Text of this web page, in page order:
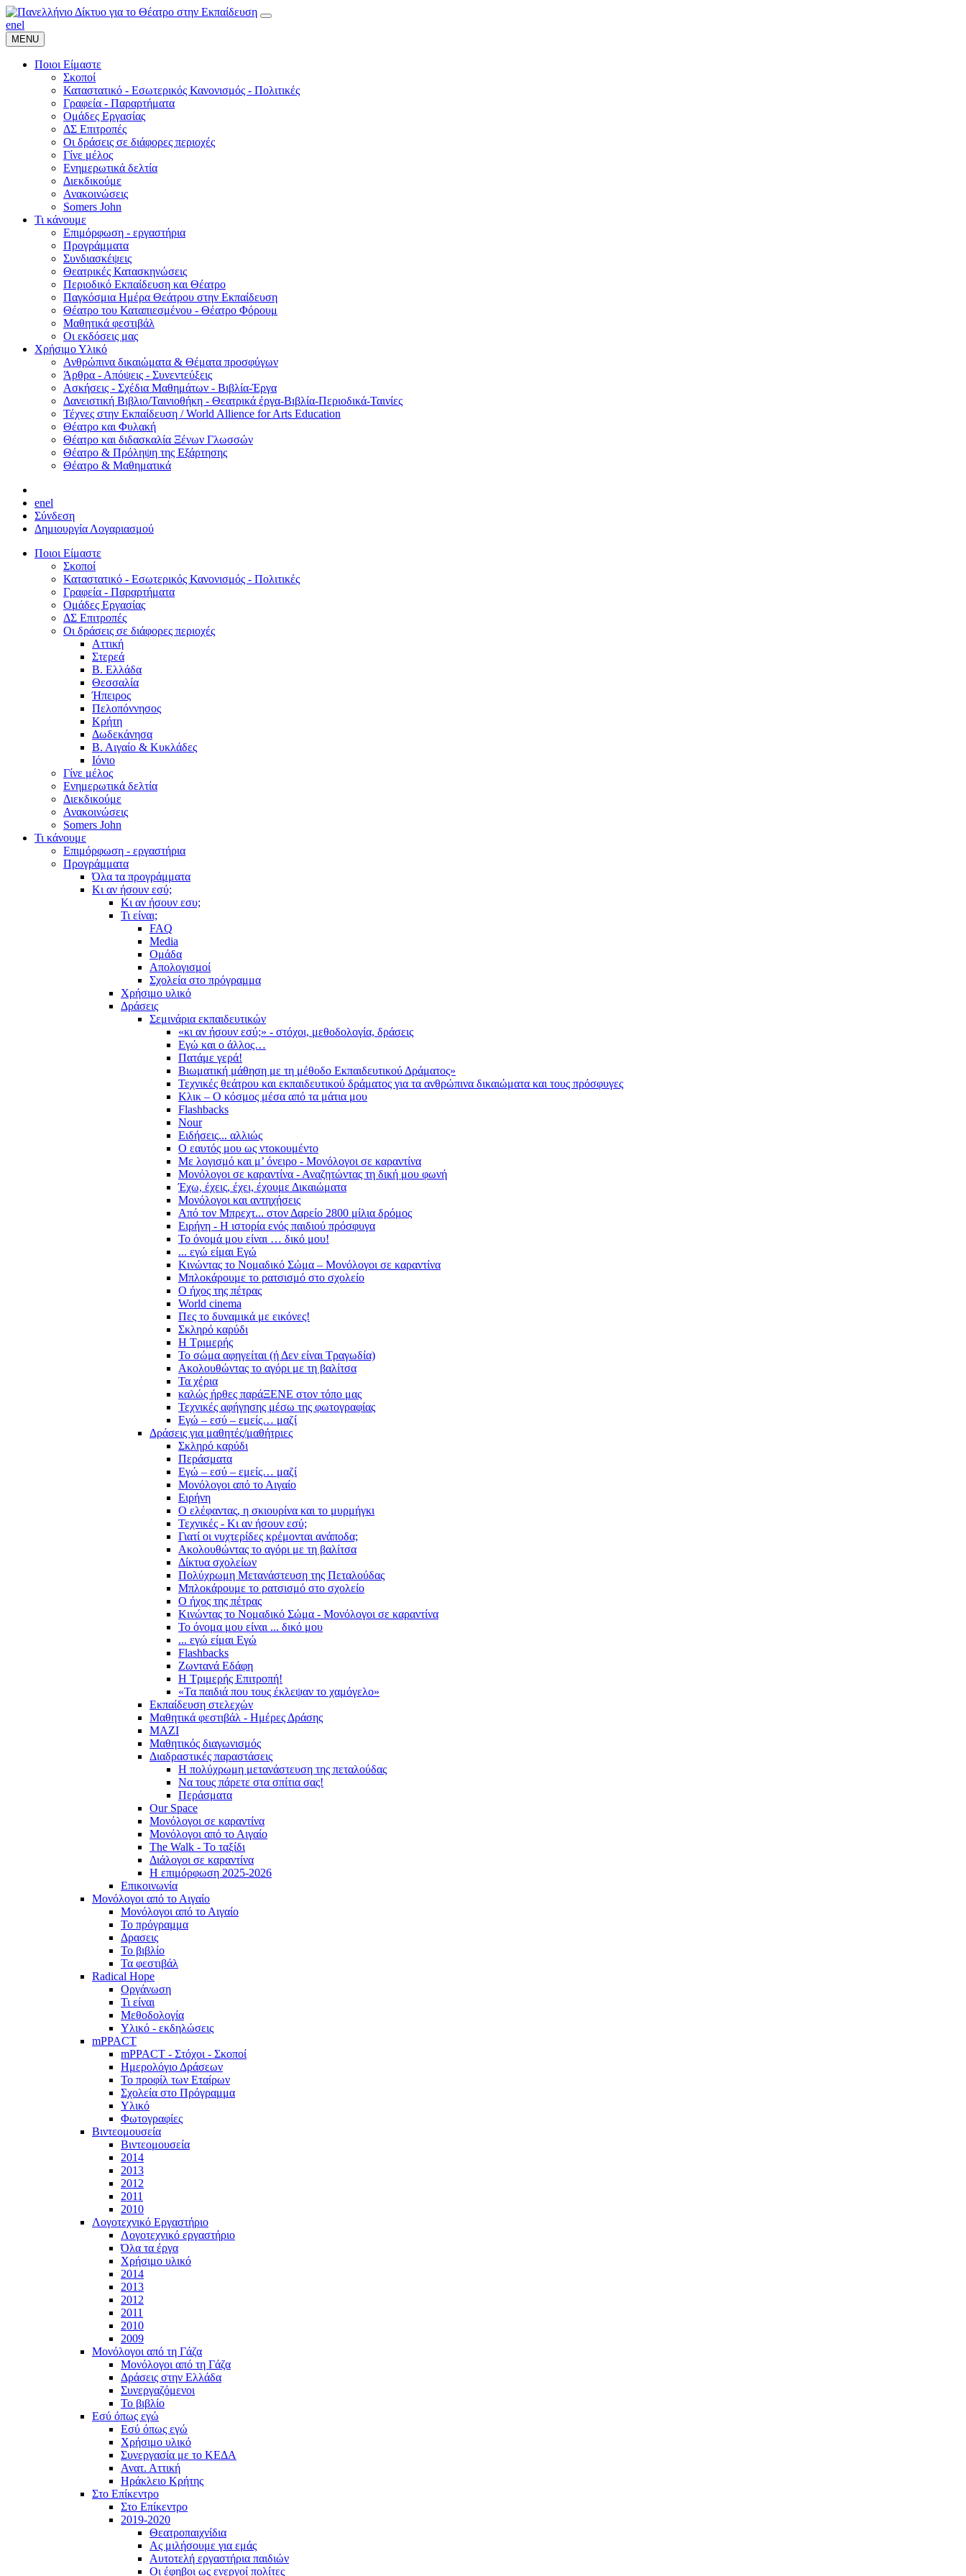
enel
MENU
Ποιοι Είμαστε
Σκοποί
Καταστατικό - Εσωτερικός Κανονισμός - Πολιτικές
Γραφεία - Παραρτήματα
Ομάδες Εργασίας
ΔΣ Επιτροπές
Οι δράσεις σε διάφορες περιοχές
Γίνε μέλος
Ενημερωτικά δελτία
Διεκδικούμε
Ανακοινώσεις
Somers John
Τι κάνουμε
Επιμόρφωση - εργαστήρια
Προγράμματα
Συνδιασκέψεις
Θεατρικές Κατασκηνώσεις
Περιοδικό Εκπαίδευση και Θέατρο
Παγκόσμια Ημέρα Θεάτρου στην Εκπαίδευση
Θέατρο του Καταπιεσμένου - Θέατρο Φόρουμ
Μαθητικά φεστιβάλ
Οι εκδόσεις μας
Χρήσιμο Υλικό
Ανθρώπινα δικαιώματα & Θέματα προσφύγων
Άρθρα - Απόψεις - Συνεντεύξεις
Ασκήσεις - Σχέδια Μαθημάτων - Βιβλία-Έργα
Δανειστική Βιβλιο/Ταινιοθήκη - Θεατρικά έργα-Βιβλία-Περιοδικά-Ταινίες
Τέχνες στην Εκπαίδευση / World Allience for Arts Education
Θέατρο και Φυλακή
Θέατρο και διδασκαλία Ξένων Γλωσσών
Θέατρο & Πρόληψη της Εξάρτησης
Θέατρο & Μαθηματικά
enel
Σύνδεση
Δημιουργία Λογαριασμού
Ποιοι Είμαστε
Σκοποί
Καταστατικό - Εσωτερικός Κανονισμός - Πολιτικές
Γραφεία - Παραρτήματα
Ομάδες Εργασίας
ΔΣ Επιτροπές
Οι δράσεις σε διάφορες περιοχές
Αττική
Στερεά
Β. Ελλάδα
Θεσσαλία
Ήπειρος
Πελοπόννησος
Κρήτη
Δωδεκάνησα
Β. Αιγαίο & Κυκλάδες
Ιόνιο
Γίνε μέλος
Ενημερωτικά δελτία
Διεκδικούμε
Ανακοινώσεις
Somers John
Τι κάνουμε
Επιμόρφωση - εργαστήρια
Προγράμματα
Όλα τα προγράμματα
Κι αν ήσουν εσύ;
Κι αν ήσουν εσυ;
Τι είναι;
FAQ
Media
Ομάδα
Απολογισμοί
Σχολεία στο πρόγραμμα
Χρήσιμο υλικό
Δράσεις
Σεμινάρια εκπαιδευτικών
«κι αν ήσουν εσύ;» - στόχοι, μεθοδολογία, δράσεις
Εγώ και ο άλλος…
Πατάμε γερά!
Βιωματική μάθηση με τη μέθοδο Εκπαιδευτικού Δράματος»
Τεχνικές θεάτρου και εκπαιδευτικού δράματος για τα ανθρώπινα δικαιώματα και τους πρόσφυγες
Κλικ – Ο κόσμος μέσα από τα μάτια μου
Flashbacks
Nour
Ειδήσεις... αλλιώς
Ο εαυτός μου ως ντοκουμέντο
Με λογισμό και μ’ όνειρο - Μονόλογοι σε καραντίνα
Μονόλογοι σε καραντίνα - Αναζητώντας τη δική μου φωνή
Έχω, έχεις, έχει, έχουμε Δικαιώματα
Μονόλογοι και αντηχήσεις
Από τον Μπρεχτ... στον Δαρείο 2800 μίλια δρόμος
Ειρήνη - Η ιστορία ενός παιδιού πρόσφυγα
Το όνομά μου είναι … δικό μου!
... εγώ είμαι Εγώ
Κινώντας το Νομαδικό Σώμα – Μονόλογοι σε καραντίνα
Μπλοκάρουμε το ρατσισμό στο σχολείο
Ο ήχος της πέτρας
World cinema
Πες το δυναμικά με εικόνες!
Σκληρό καρύδι
Η Τριμερής
Το σώμα αφηγείται (ή Δεν είναι Τραγωδία)
Ακολουθώντας το αγόρι με τη βαλίτσα
Τα χέρια
καλώς ήρθες παράΞΕΝΕ στον τόπο μας
Τεχνικές αφήγησης μέσω της φωτογραφίας
Εγώ – εσύ – εμείς… μαζί
Δράσεις για μαθητές/μαθήτριες
Σκληρό καρύδι
Περάσματα
Εγώ – εσύ – εμείς… μαζί
Μονόλογοι από το Αιγαίο
Ειρήνη
Ο ελέφαντας, η σκιουρίνα και το μυρμήγκι
Τεχνικές - Κι αν ήσουν εσύ;
Γιατί οι νυχτερίδες κρέμονται ανάποδα;
Ακολουθώντας το αγόρι με τη βαλίτσα
Δίκτυα σχολείων
Πολύχρωμη Μετανάστευση της Πεταλούδας
Μπλοκάρουμε το ρατσισμό στο σχολείο
Ο ήχος της πέτρας
Κινώντας το Νομαδικό Σώμα - Μονόλογοι σε καραντίνα
Το όνομα μου είναι ... δικό μου
... εγώ είμαι Εγώ
Flashbacks
Ζωντανά Εδάφη
Η Τριμερής Επιτροπή!
«Τα παιδιά που τους έκλεψαν το χαμόγελο»
Εκπαίδευση στελεχών
Μαθητικά φεστιβάλ - Ημέρες Δράσης
ΜΑΖΙ
Μαθητικός διαγωνισμός
Διαδραστικές παραστάσεις
Η πολύχρωμη μετανάστευση της πεταλούδας
Να τους πάρετε στα σπίτια σας!
Περάσματα
Our Space
Μονόλογοι σε καραντίνα
Μονόλογοι από το Αιγαίο
The Walk - Το ταξίδι
Διάλογοι σε καραντίνα
Η επιμόρφωση 2025-2026
Επικοινωνία
Μονόλογοι από το Αιγαίο
Μονόλογοι από το Αιγαίο
Το πρόγραμμα
Δρασεις
Το βιβλίο
Τα φεστιβάλ
Radical Hope
Οργάνωση
Τι είναι
Μεθοδολογία
Υλικό - εκδηλώσεις
mPPACT
mPPACT - Στόχοι - Σκοποί
Ημερολόγιο Δράσεων
Το προφίλ των Εταίρων
Σχολεία στο Πρόγραμμα
Υλικό
Φωτογραφίες
Βιντεομουσεία
Βιντεομουσεία
2014
2013
2012
2011
2010
Λογοτεχνικό Εργαστήριο
Λογοτεχνικό εργαστήριο
Όλα τα έργα
Χρήσιμο υλικό
2014
2013
2012
2011
2010
2009
Μονόλογοι από τη Γάζα
Μονόλογοι από τη Γάζα
Δράσεις στην Ελλάδα
Συνεργαζόμενοι
To βιβλίο
Εσύ όπως εγώ
Εσύ όπως εγώ
Χρήσιμο υλικό
Συνεργασία με το ΚΕΔΑ
Ανατ. Αττική
Ηράκλειο Κρήτης
Στο Επίκεντρο
Στο Επίκεντρο
2019-2020
Θεατροπαιχνίδια
Ας μιλήσουμε για εμάς
Αυτοτελή εργαστήρια παιδιών
Οι έφηβοι ως ενεργοί πολίτες